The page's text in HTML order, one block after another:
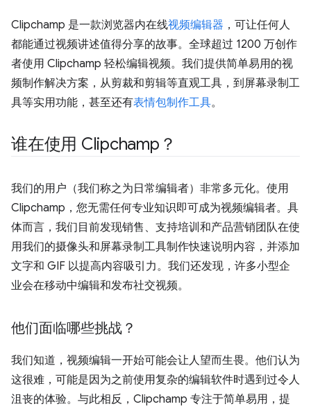
Clipchamp 是一款浏览器内在线视频编辑器 ，可让任何人
都能通过视频讲述值得分享的故事。全球超过 1200 万创作
者使用 Clipchamp 轻松编辑视频。我们提供简单易用的视
频制作解决方案，从剪裁和剪辑等直观工具，到屏幕录制工
具等实用功能，甚至还有表情包制作工具。
谁在使用 Clipchamp？
我们的用户（我们称之为日常编辑者）非常多元化。使用
Clipchamp，您无需任何专业知识即可成为视频编辑者。具
体而言，我们目前发现销售、支持培训和产品营销团队在使
用我们的摄像头和屏幕录制工具制作快速说明内容，并添加
文字和 GIF 以提高内容吸引力。我们还发现，许多小型企
业会在移动中编辑和发布社交视频。
他们面临哪些挑战？
我们知道，视频编辑一开始可能会让人望而生畏。他们认为
这很难，可能是因为之前使用复杂的编辑软件时遇到过令人
沮丧的体验。与此相反，Clipchamp 专注于简单易用，提